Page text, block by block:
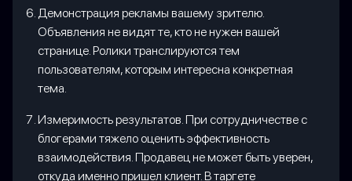
Демонстрация рекламы вашему зрителю.
Объявления не видят те, кто не нужен вашей
странице. Ролики транслируются тем
пользователям, которым интересна конкретная
тема.
Измеримость результатов. При сотрудничестве с
блогерами тяжело оценить эффективность
взаимодействия. Продавец не может быть уверен,
откуда именно пришел клиент. В таргете